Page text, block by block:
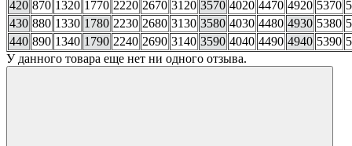
420 870 1320 1770 2220 2670 3120 3570 4020 4470 4920 5370
430 880 1330 1780 2230 2680 3130 3580 4030 4480 4930 5380
440 890 1340 1790 2240 2690 3140 3590 4040 4490 4940 5390
У данного товара еще нет ни одного отзыва.